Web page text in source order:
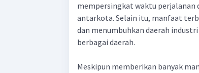
mempersingkat waktu perjalanan
antarkota. Selain itu, manfaat
dan menumbuhkan daerah
berbagai daerah.
Meskipun memberikan banyak